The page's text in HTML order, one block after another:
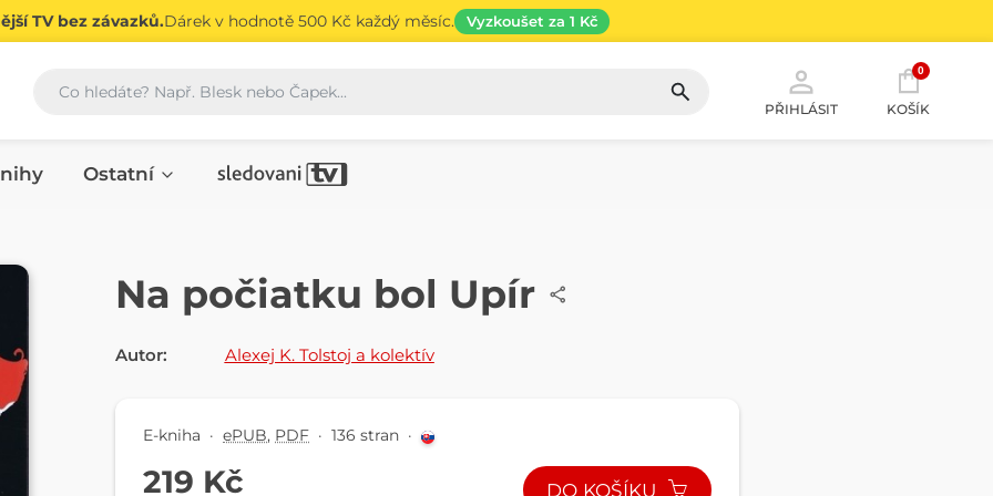
TV bez závazků.Dárek v hodnotě 500 Kč každý měsíc. Vyzkoušet za 1 Kč
Vyhledávání
PŘIHLÁSIT
0
KOŠÍK
Ostatní
E-KNIHA
Na počiatku bol Upír
Autor: Alexej K. Tolstoj a kolektív
E-kniha · ePUB, PDF · 136 stran ·
219 Kč DO KOŠÍKU